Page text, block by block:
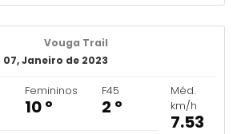
Vouga Trail
07, Janeiro de 2023
Femininos
10 º
F45
2 º
Méd.
km/h
7.53